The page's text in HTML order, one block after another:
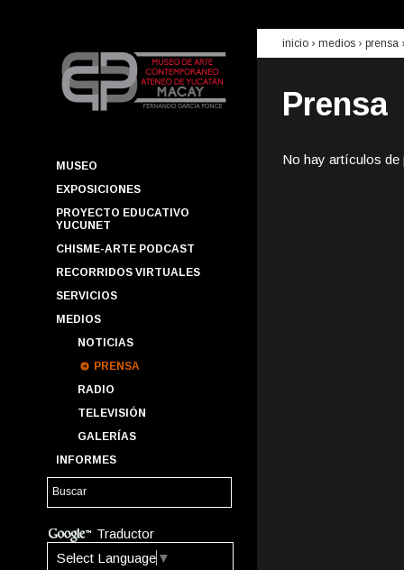
MUSEO
EXPOSICIONES
PROYECTO EDUCATIVO
YUCUNET
CHISME-ARTE PODCAST
RECORRIDOS VIRTUALES
SERVICIOS
MEDIOS
NOTICIAS
PRENSA
RADIO
TELEVISIÓN
GALERÍAS
INFORMES
Traductor
Select Language ▼
inicio › medios › prensa
Prensa
No hay artículos de